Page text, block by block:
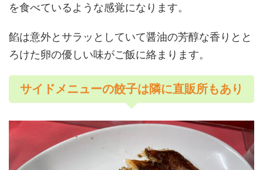
を食べているような感覚になります。
餡は意外とサラッとしていて醤油の芳醇な香りとと
ろけた卵の優しい味がご飯に絡まります。
サイドメニューの餃子は隣に直販所もあり